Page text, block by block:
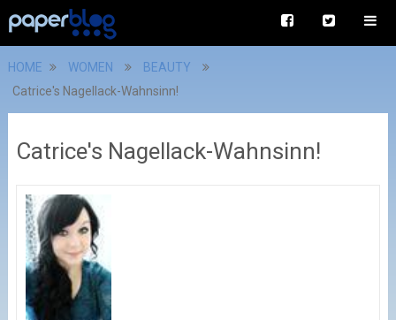
HOME WOMEN
BEAUTY
Catrice's Nagellack-Wahnsinn!
Catrice's Nagellack-Wahnsinn!